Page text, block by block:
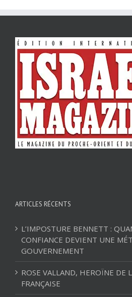
ARTICLES RÉCENTS
L’IMPOSTURE BENNETT :
CONFIANCE DEVIENT UNE
GOUVERNEMENT
ROSE VALLAND, HEROÏNE DE
FRANÇAISE